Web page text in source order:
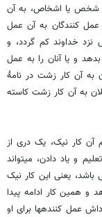
آن شخص یا اشخاص، به آن
کنندگان به آن عمل
نزد خداوند کم گردد، و
و یا آنان را به عمل
به آن کار زشت در نامۀ
به آن کار زشت کاسته
آن کار نیک، یک دری از
و یاد دادن، می­تواند
یعنی این کار نیک
و همین کار ادامه پیدا
عمل کننده­ها برای او